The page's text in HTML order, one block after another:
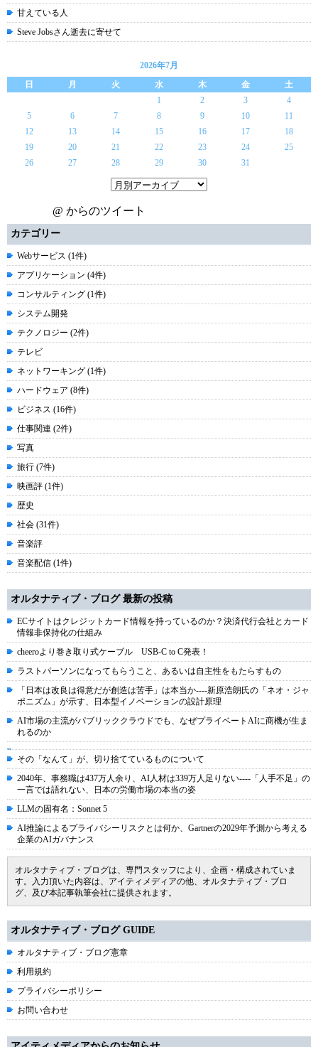
甘えている人
Steve Jobsさん逝去に寄せて
2026年7月
日
月 火 水 木 金
土
1
2 3
4
5
6 7 8 9 10
11
12
13 14 15 16 17
18
19
20 21 22 23 24
25
26
27 28 29 30 31
@ からのツイート
カテゴリー
Webサービス (1件)
アプリケーション (4件)
コンサルティング (1件)
システム開発
テクノロジー (2件)
テレビ
ネットワーキング (1件)
ハードウェア (8件)
ビジネス (16件)
仕事関連 (2件)
写真
旅行 (7件)
映画評 (1件)
歴史
社会 (31件)
音楽評
音楽配信 (1件)
オルタナティブ・ブログ 最新の投稿
ECサイトはクレジットカード情報を持っているのか？決済代行会社とカード
情報非保持化の仕組み
cheeroより巻き取り式ケーブル USB-C to C発表！
ラストパーソンになってもらうこと、あるいは自主性をもたらすもの
「日本は改良は得意だが創造は苦手」は本当か----新原浩朗氏の「ネオ・ジャ
ポニズム」が示す、日本型イノベーションの設計原理
AI市場の主流がパブリッククラウドでも、なぜプライベートAIに商機が生ま
れるのか
その「なんて」が、切り捨てているものについて
2040年、事務職は437万人余り、AI人材は339万人足りない----「人手不足」の
一言では語れない、日本の労働市場の本当の姿
LLMの固有名：Sonnet 5
AI推論によるプライバシーリスクとは何か、Gartnerの2029年予測から考える
企業のAIガバナンス
オルタナティブ・ブログは、専門スタッフにより、企画・構成されていま
す。入力頂いた内容は、アイティメディアの他、オルタナティブ・ブロ
グ、及び本記事執筆会社に提供されます。
オルタナティブ・ブログ GUIDE
オルタナティブ・ブログ憲章
利用規約
プライバシーポリシー
お問い合わせ